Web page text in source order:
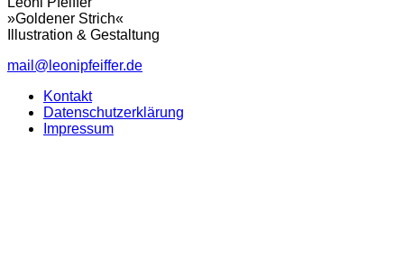
»Goldener Strich«
Illustration & Gestaltung
mail@leonipfeiffer.de
Kontakt
Datenschutzerklärung
Impressum